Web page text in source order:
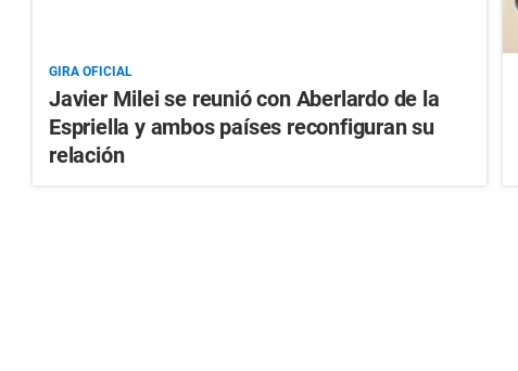
GIRA OFICIAL
Javier Milei se reunió con Aberlardo de la
Espriella y ambos países reconfiguran su
relación